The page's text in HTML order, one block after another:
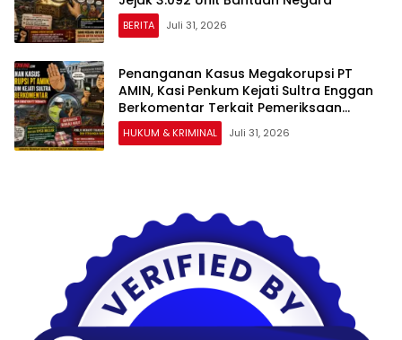
BERITA Juli 31, 2026
Penanganan Kasus Megakorupsi PT
AMIN, Kasi Penkum Kejati Sultra Enggan
Berkomentar Terkait Pemeriksaan
Surveyor PT Tribhakti
HUKUM & KRIMINAL Juli 31, 2026